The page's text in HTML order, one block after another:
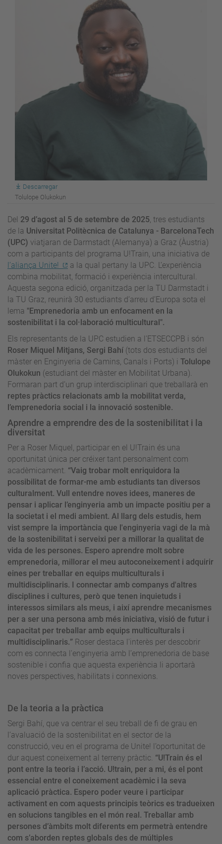
Descarregar
Tolulope Olukokun
Del 29 d’agost al 5 de setembre de 2025, tres estudiants
de la Universitat Politècnica de Catalunya - BarcelonaTech
(UPC) viatjaran de Darmstadt (Alemanya) a Graz (Àustria)
com a participants del programa U!Train, una iniciativa de
l’aliança Unite!
a la qual pertany la UPC. L’experiència
combina mobilitat, formació i experiència intercultural.
Aquesta segona edició, organitzada per la TU Darmstadt i
la TU Graz, reunirà 30 estudiants d’arreu d’Europa sota el
lema "Emprenedoria amb un enfocament en la
sostenibilitat i la col·laboració multicultural".
Els representants de la UPC estudien a l'ETSECCPB i són
Roser Miquel Mitjans, Sergi Bahí (tots dos estudiants del
màster en Enginyeria de Camins, Canals i Ports) i Tolulope
Olukokun (estudiant del màster en Mobilitat Urbana).
Formaran part d’un grup interdisciplinari que treballarà en
reptes pràctics relacionats amb la mobilitat verda,
l’emprenedoria social i la innovació sostenible.
Aprendre a emprendre des de la sostenibilitat i la
diversitat
Per a Roser Miquel, participar en el U!Train és una
oportunitat única per créixer tant personalment com
acadèmicament. “Vaig trobar molt enriquidora la
possibilitat de formar-me amb estudiants tan diversos
culturalment. Vull entendre noves idees, maneres de
pensar i aplicar l’enginyeria amb un impacte positiu per a
la societat i el medi ambient. Al llarg dels estudis, hem
vist sempre la importància que l'enginyeria vagi de la mà
de la sostenibilitat i serveixi per a millorar la qualitat de
vida de les persones. Espero aprendre molt sobre
emprenedoria, millorar el meu autoconeixement i adquirir
eines per treballar en equips multiculturals i
multidisciplinaris. I connectar amb companys d'altres
disciplines i cultures, però que tenen inquietuds i
interessos similars als meus, i així aprendre mecanismes
per a ser una persona amb més iniciativa, visió de futur i
capacitat per treballar amb equips multiculturals i
multidisciplinaris.” Roser destaca l'interès per descobrir
com es connecta l'enginyeria amb l’emprenedoria de base
sostenible i confia que aquesta experiència li aportarà
noves perspectives, habilitats i connexions.
De la teoria a la pràctica
Sergi Bahí, que va centrar el seu treball de fi de grau en
l’avaluació de la sostenibilitat en el sector de la
construcció, veu en el programa de Unite! l’oportunitat de
dur aquest coneixement al terreny pràctic. “U!Train és el
pont entre la teoria i l’acció. U!train, per a mi, és el pont
essencial entre el coneixement acadèmic i la seva
aplicació pràctica. Espero poder veure i participar
activament en com aquests principis teòrics es tradueixen
en solucions tangibles en el món real. Treballar amb
persones d’àmbits molt diferents em permetrà entendre
com s’aborden reptes globals des de múltiples